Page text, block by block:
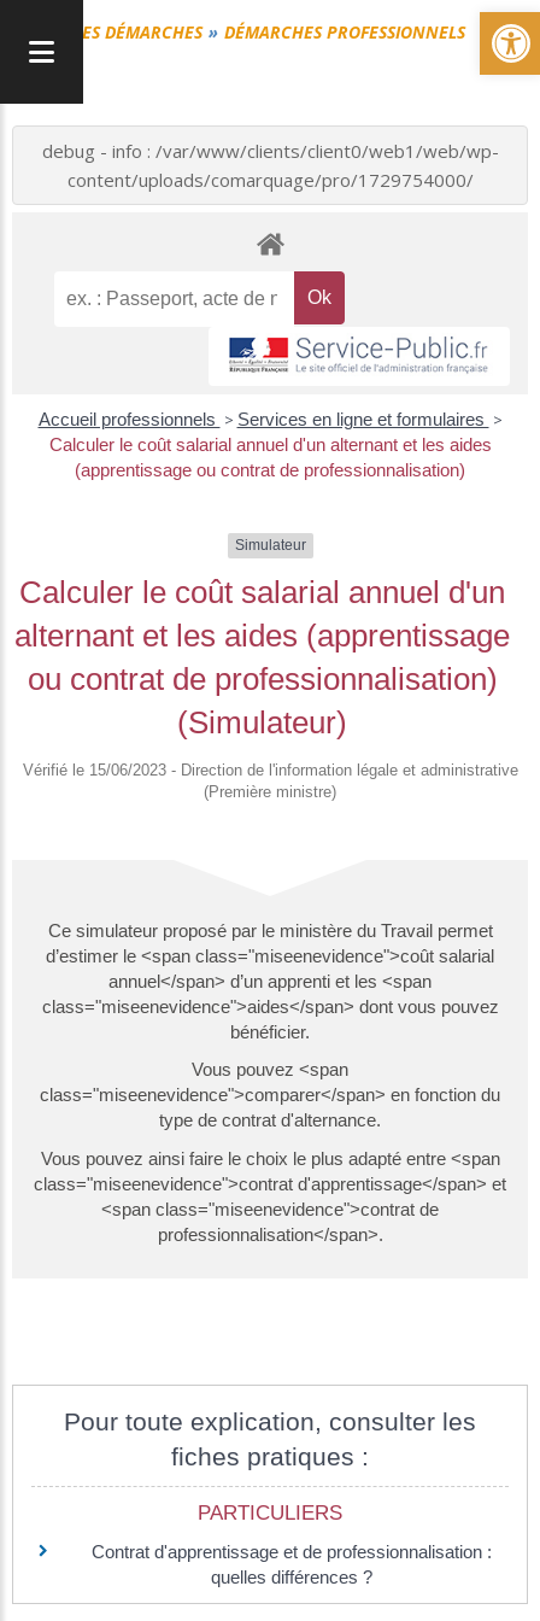
MES DÉMARCHES DÉMARCHES PROFESSIONNELS
debug - info : /var/www/clients/client0/web1/web/wp-
content/uploads/comarquage/pro/1729754000/
Accueil professionnels > Services en ligne et formulaires >
Calculer le coût salarial annuel d'un alternant et les aides
(apprentissage ou contrat de professionnalisation)
Simulateur
Calculer le coût salarial annuel d'un
alternant et les aides (apprentissage
ou contrat de professionnalisation)
(Simulateur)
Vérifié le 15/06/2023 - Direction de l'information légale et administrative
(Première ministre)
Ce simulateur proposé par le ministère du Travail permet
d’estimer le <span class="miseenevidence">coût salarial
annuel</span> d’un apprenti et les <span
class="miseenevidence">aides</span> dont vous pouvez
bénéficier.
Vous pouvez <span
class="miseenevidence">comparer</span> en fonction du
type de contrat d'alternance.
Vous pouvez ainsi faire le choix le plus adapté entre <span
class="miseenevidence">contrat d'apprentissage</span> et
<span class="miseenevidence">contrat de
professionnalisation</span>.
Pour toute explication, consulter les
fiches pratiques :
PARTICULIERS
Contrat d'apprentissage et de professionnalisation :
quelles différences ?